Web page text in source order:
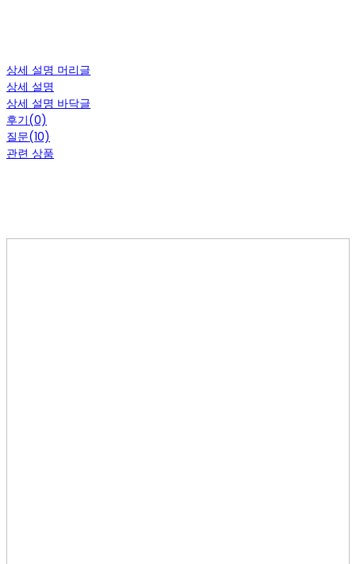
상세 설명 머리글
상세 설명
상세 설명 바닥글
후기(0)
질문(10)
관련 상품